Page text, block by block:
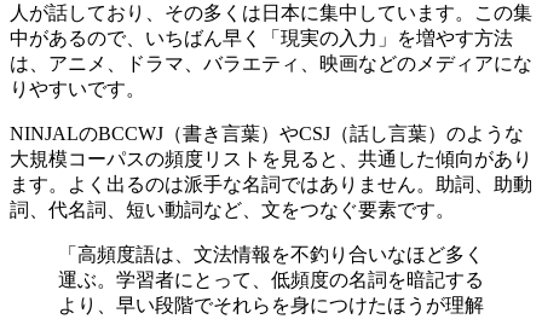
人が話しており、その多くは日本に集中しています。この集
中があるので、いちばん早く「現実の入力」を増やす方法
は、アニメ、ドラマ、バラエティ、映画などのメディアにな
りやすいです。
NINJALのBCCWJ（書き言葉）やCSJ（話し言葉）のような
大規模コーパスの頻度リストを見ると、共通した傾向があり
ます。よく出るのは派手な名詞ではありません。助詞、助動
詞、代名詞、短い動詞など、文をつなぐ要素です。
「高頻度語は、文法情報を不釣り合いなほど多く
運ぶ。学習者にとって、低頻度の名詞を暗記する
より、早い段階でそれらを身につけたほうが理解